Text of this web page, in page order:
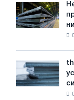
Немецкая
сталелитейная
предупреждает:
воды
угрожает
безопасности
thyssenkrupp
Rasselstein
устанавливает